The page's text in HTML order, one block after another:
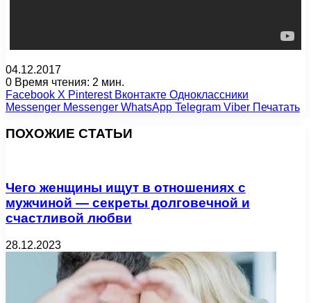
04.12.2017
0 Время чтения: 2 мин.
Facebook X Pinterest Вконтакте Одноклассники
Messenger Messenger WhatsApp Telegram Viber Печатать
ПОХОЖИЕ СТАТЬИ
Чего женщины ищут в отношениях с
мужчиной — секреты долговечной и
счастливой любви
28.12.2023